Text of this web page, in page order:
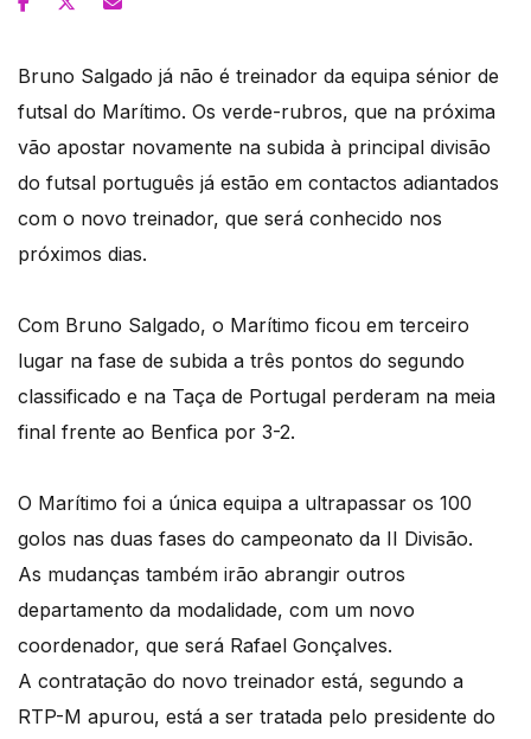
Bruno Salgado já não é treinador da equipa sénior de
futsal do Marítimo. Os verde-rubros, que na próxima
vão apostar novamente na subida à principal divisão
do futsal português já estão em contactos adiantados
com o novo treinador, que será conhecido nos
próximos dias.
Com Bruno Salgado, o Marítimo ficou em terceiro
lugar na fase de subida a três pontos do segundo
classificado e na Taça de Portugal perderam na meia
final frente ao Benfica por 3-2.
O Marítimo foi a única equipa a ultrapassar os 100
golos nas duas fases do campeonato da II Divisão.
As mudanças também irão abrangir outros
departamento da modalidade, com um novo
coordenador, que será Rafael Gonçalves.
A contratação do novo treinador está, segundo a
RTP-M apurou, está a ser tratada pelo presidente do